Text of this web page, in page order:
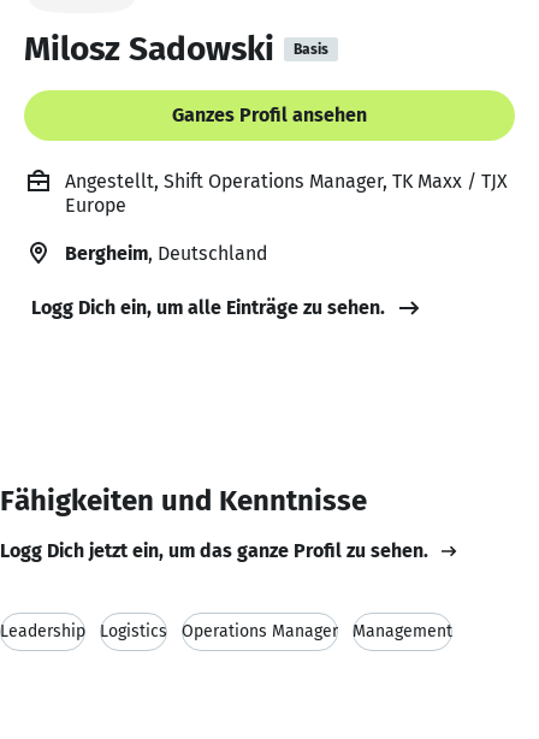
Milosz Sadowski Basis
Ganzes Profil ansehen
Angestellt, Shift Operations Manager, TK Maxx / TJX
Europe
Bergheim, Deutschland
Logg Dich ein, um alle Einträge zu sehen.
Fähigkeiten und Kenntnisse
Logg Dich jetzt ein, um das ganze Profil zu sehen.
Leadership Logistics Operations Manager Management